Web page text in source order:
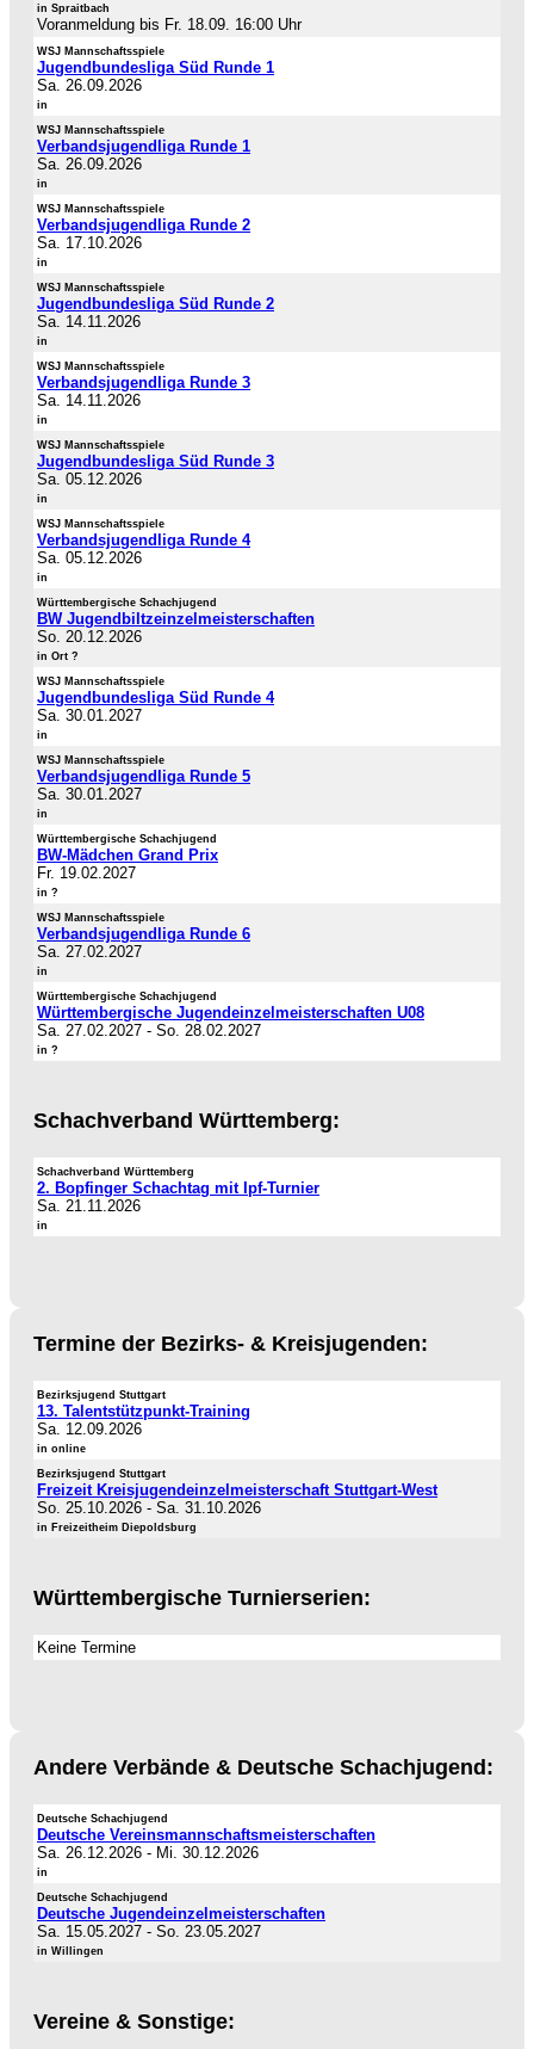
in Spraitbach
Voranmeldung bis Fr. 18.09. 16:00 Uhr
WSJ Mannschaftsspiele
Jugendbundesliga Süd Runde 1
Sa. 26.09.2026
in
WSJ Mannschaftsspiele
Verbandsjugendliga Runde 1
Sa. 26.09.2026
in
WSJ Mannschaftsspiele
Verbandsjugendliga Runde 2
Sa. 17.10.2026
in
WSJ Mannschaftsspiele
Jugendbundesliga Süd Runde 2
Sa. 14.11.2026
in
WSJ Mannschaftsspiele
Verbandsjugendliga Runde 3
Sa. 14.11.2026
in
WSJ Mannschaftsspiele
Jugendbundesliga Süd Runde 3
Sa. 05.12.2026
in
WSJ Mannschaftsspiele
Verbandsjugendliga Runde 4
Sa. 05.12.2026
in
Württembergische Schachjugend
BW Jugendbiltzeinzelmeisterschaften
So. 20.12.2026
in Ort ?
WSJ Mannschaftsspiele
Jugendbundesliga Süd Runde 4
Sa. 30.01.2027
in
WSJ Mannschaftsspiele
Verbandsjugendliga Runde 5
Sa. 30.01.2027
in
Württembergische Schachjugend
BW-Mädchen Grand Prix
Fr. 19.02.2027
in ?
WSJ Mannschaftsspiele
Verbandsjugendliga Runde 6
Sa. 27.02.2027
in
Württembergische Schachjugend
Württembergische Jugendeinzelmeisterschaften U08
Sa. 27.02.2027 - So. 28.02.2027
in ?
Schachverband Württemberg:
Schachverband Württemberg
2. Bopfinger Schachtag mit Ipf-Turnier
Sa. 21.11.2026
in
Termine der Bezirks- & Kreisjugenden:
Bezirksjugend Stuttgart
13. Talentstützpunkt-Training
Sa. 12.09.2026
in online
Bezirksjugend Stuttgart
Freizeit Kreisjugendeinzelmeisterschaft Stuttgart-West
So. 25.10.2026 - Sa. 31.10.2026
in Freizeitheim Diepoldsburg
Württembergische Turnierserien:
Keine Termine
Andere Verbände & Deutsche Schachjugend:
Deutsche Schachjugend
Deutsche Vereinsmannschaftsmeisterschaften
Sa. 26.12.2026 - Mi. 30.12.2026
in
Deutsche Schachjugend
Deutsche Jugendeinzelmeisterschaften
Sa. 15.05.2027 - So. 23.05.2027
in Willingen
Vereine & Sonstige: